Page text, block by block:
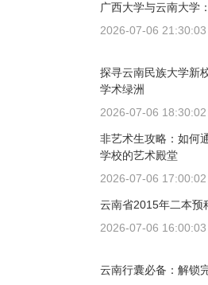
广西大学与云南大学
2026-07-06 21:30:03
探寻云南民族大学新
学术绿洲
2026-07-06 18:30:02
非艺术生攻略：如何
学校的艺术殿堂
2026-07-06 17:00:02
云南省2015年二本预
2026-07-06 16:00:03
云南行囊必备：解锁